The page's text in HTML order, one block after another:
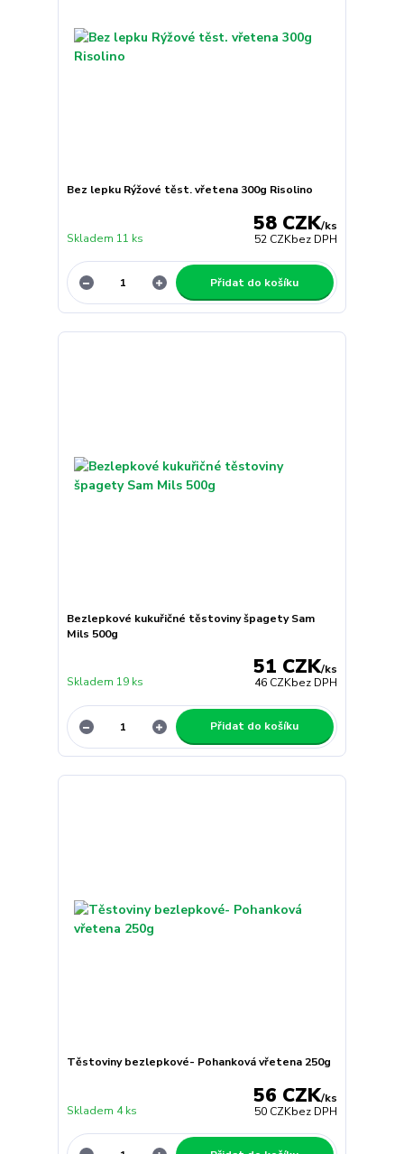
Bez lepku Rýžové těst. vřetena 300g Risolino
58 CZK/ks
52 CZKbez DPH
Skladem 11 ks
Přidat do košíku
Bezlepkové kukuřičné těstoviny špagety Sam
Mils 500g
51 CZK/ks
46 CZKbez DPH
Skladem 19 ks
Přidat do košíku
Těstoviny bezlepkové- Pohanková vřetena 250g
56 CZK/ks
50 CZKbez DPH
Skladem 4 ks